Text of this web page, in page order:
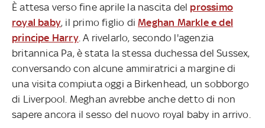
È attesa verso fine aprile la nascita del prossimo
royal baby, il primo figlio diMeghan Markle e del
principe Harry. A rivelarlo, secondo l'agenzia
britannica Pa, è stata la stessa duchessa del Sussex,
conversando con alcune ammiratrici a margine di
una visita compiuta oggi a Birkenhead, un sobborgo
di Liverpool. Meghan avrebbe anche detto di non
sapere ancora il sesso del nuovo royal baby in arrivo.